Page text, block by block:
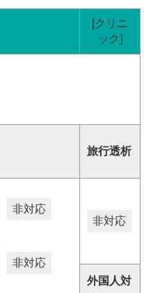
[クリニ
ック]
旅行透析
非対応
非対応
非対応
外国人対